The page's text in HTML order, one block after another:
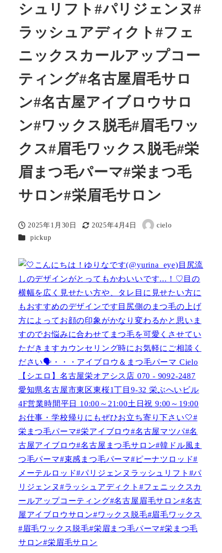
シュリフト#パリジェンヌ#
ラッシュアディクト#フェ
ニックスカールアップコー
ティング#名古屋眉毛サロ
ン#名古屋アイブロウサロ
ン#ワックス脱毛#眉毛ワッ
クス#眉毛ワックス脱毛#栄
眉まつ毛パーマ#栄まつ毛
サロン#栄眉毛サロン
投稿日
2025年1月30日
更新日
2025年4月4日
著
cielo
カテゴリー
pickup